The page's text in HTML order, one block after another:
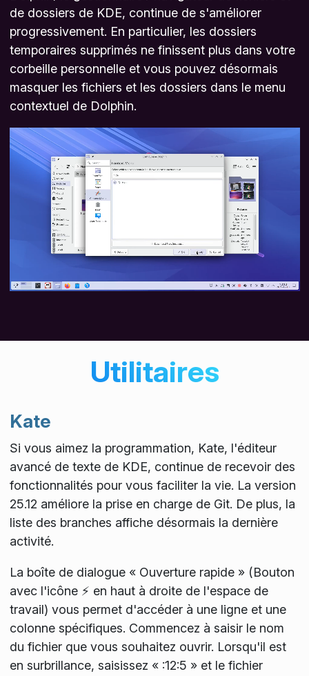
de dossiers de KDE, continue de s'améliorer
progressivement. En particulier, les dossiers
temporaires supprimés ne finissent plus dans votre
corbeille personnelle et vous pouvez désormais
masquer les fichiers et les dossiers dans le menu
contextuel de Dolphin.
Utilitaires
Kate
Si vous aimez la programmation, Kate, l'éditeur
avancé de texte de KDE, continue de recevoir des
fonctionnalités pour vous faciliter la vie. La version
25.12 améliore la prise en charge de Git. De plus, la
liste des branches affiche désormais la dernière
activité.
La boîte de dialogue « Ouverture rapide » (Bouton
avec l'icône ⚡ en haut à droite de l'espace de
travail) vous permet d'accéder à une ligne et une
colonne spécifiques. Commencez à saisir le nom
du fichier que vous souhaitez ouvrir. Lorsqu'il est
en surbrillance, saisissez « :12:5 » et le fichier